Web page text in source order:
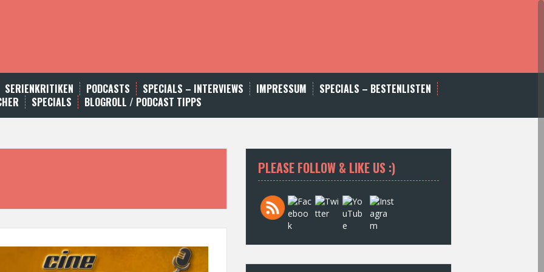
SERIENKRITIKEN PODCASTS SPECIALS – INTERVIEWS IMPRESSUM
SPECIALS – BESTENLISTEN
SPECIALS BLOGROLL / PODCAST TIPPS
PLEASE FOLLOW & LIKE US :)